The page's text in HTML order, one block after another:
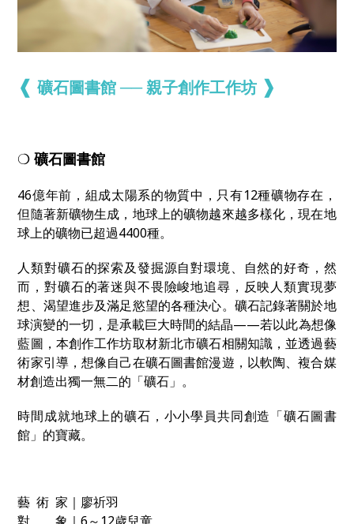
❰ 礦石圖書館 ── 親子創作工作坊 ❱
❍礦石圖書館
46億年前，組成太陽系的物質中，只有12種礦物存在，
但隨著新礦物生成，地球上的礦物越來越多樣化，現在地
球上的礦物已超過4400種。
人類對礦石的探索及發掘源自對環境、自然的好奇，然
而，對礦石的著迷與不畏險峻地追尋，反映人類實現夢
想、渴望進步及滿足慾望的各種決心。礦石記錄著關於地
球演變的一切，是承載巨大時間的結晶——若以此為想像
藍圖，本創作工作坊取材新北市礦石相關知識，並透過藝
術家引導，想像自己在礦石圖書館漫遊，以軟陶、複合媒
材創造出獨一無二的「礦石」。
時間成就地球上的礦石，小小學員共同創造「礦石圖書
館」的寶藏。
藝 術 家｜廖祈羽